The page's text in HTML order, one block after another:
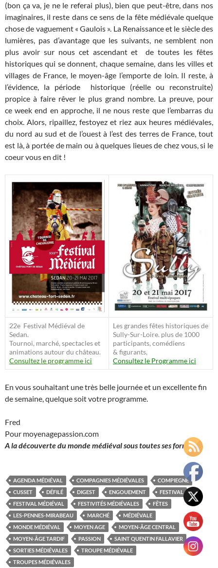
(bon ça va, je ne le referai plus), bien que peut-être, dans nos
imaginaires, il reste dans ce sens de la fête médiévale quelque
chose de vaguement « Gaulois ». La Renaissance et le siècle des
lumières, pas d’avantage que les suivants, ne semblent non
plus avoir sur nous cet ascendant et de toutes les fêtes
historiques qui se donnent, chaque semaine, dans les villes et
villages de France, le moyen-âge l’emporte de loin. Il reste, à
l’évidence, la période historique (réelle ou reconstruite)
propice à faire rêver le plus grand nombre. La preuve, pour
ce week end en approche, il ne nous reste que l’embarras du
choix. Alors, ripaillez, festoyez et riez aux heures médiévales,
du nord au sud et de l’ouest à l’est des terres de France, tout
est là, à portée de main ou à quelques lieues de chez vous, si le
coeur vous en dit !
22e Festival Médiéval de
Sedan.
Tournoi, marché, spectacles et
animations autour du château.
Consultez le programme ici
Les grandes fêtes historiques de
Sully-Sur-Loire. plus de 1000
participants, comédiens
& figurants,
Consultez le Programme ici
En vous souhaitant une très belle journée et un excellente fin
de semaine, quelque soit votre programme.
Fred
Pour moyenagepassion.com
A la découverte du monde médiéval sous toutes ses formes.
AGENDA MÉDIÉVAL COMPAGNIES MÉDIÉVALES
COMPIEGNE
CUSSET
DÉFILÉ DIGEST ENGOUEMENT
FESTIVAL
FESTIVAL MÉDIÉVAL
FESTIVITÉS MÉDIÉVALES
FÊTES
LES-PENNES-MIRABEAU
MARCHÉ
MÉDIÉVALE
MONDE MÉDIÉVAL
MOYEN AGE
MOYEN-ÂGE CENTRAL
MOYEN-ÂGE TARDIF
PASSION
SAINT QUENTIN FALLAVIER
SORTIES MÉDIÉVALES
TROUPE MÉDIÉVALE
TROUPES MÉDIÉVALES